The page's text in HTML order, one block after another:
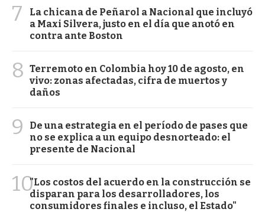
7
La chicana de Peñarol a Nacional que incluyó
a Maxi Silvera, justo en el día que anotó en
contra ante Boston
8 Terremoto en Colombia hoy 10 de agosto, en
vivo: zonas afectadas, cifra de muertos y
daños
9
De una estrategia en el período de pases que
no se explica a un equipo desnorteado: el
presente de Nacional
10"Los costos del acuerdo en la construcción se
disparan para los desarrolladores, los
consumidores finales e incluso, el Estado"